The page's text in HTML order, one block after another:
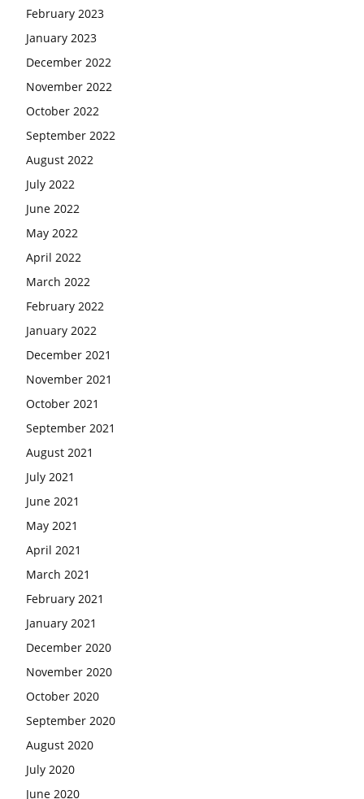
February 2023
January 2023
December 2022
November 2022
October 2022
September 2022
August 2022
July 2022
June 2022
May 2022
April 2022
March 2022
February 2022
January 2022
December 2021
November 2021
October 2021
September 2021
August 2021
July 2021
June 2021
May 2021
April 2021
March 2021
February 2021
January 2021
December 2020
November 2020
October 2020
September 2020
August 2020
July 2020
June 2020